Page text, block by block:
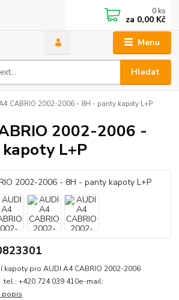
Menu
Hledat
0 ks
za 0,00 Kč
CABRIO 2002-2006 - 8H - panty kapoty L+P
2002-2006 -
L+P
kapoty pro AUDI A4 CABRIO 2002-2006
tel.: +420 724 039 410e-mail:
popis